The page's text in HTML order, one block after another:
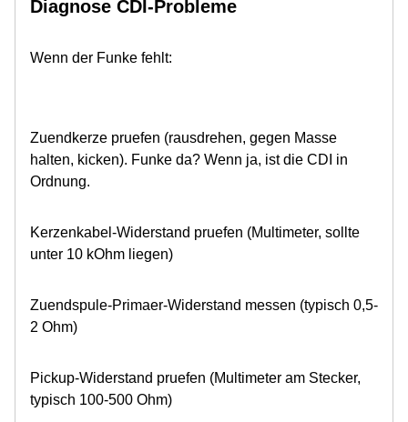
Diagnose CDI-Probleme
Wenn der Funke fehlt:
Zuendkerze pruefen (rausdrehen, gegen Masse
halten, kicken). Funke da? Wenn ja, ist die CDI in
Ordnung.
Kerzenkabel-Widerstand pruefen (Multimeter, sollte
unter 10 kOhm liegen)
Zuendspule-Primaer-Widerstand messen (typisch 0,5-
2 Ohm)
Pickup-Widerstand pruefen (Multimeter am Stecker,
typisch 100-500 Ohm)